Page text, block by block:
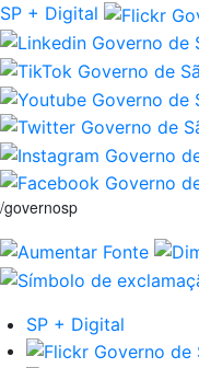
SP + Digital
/governosp
SP + Digital